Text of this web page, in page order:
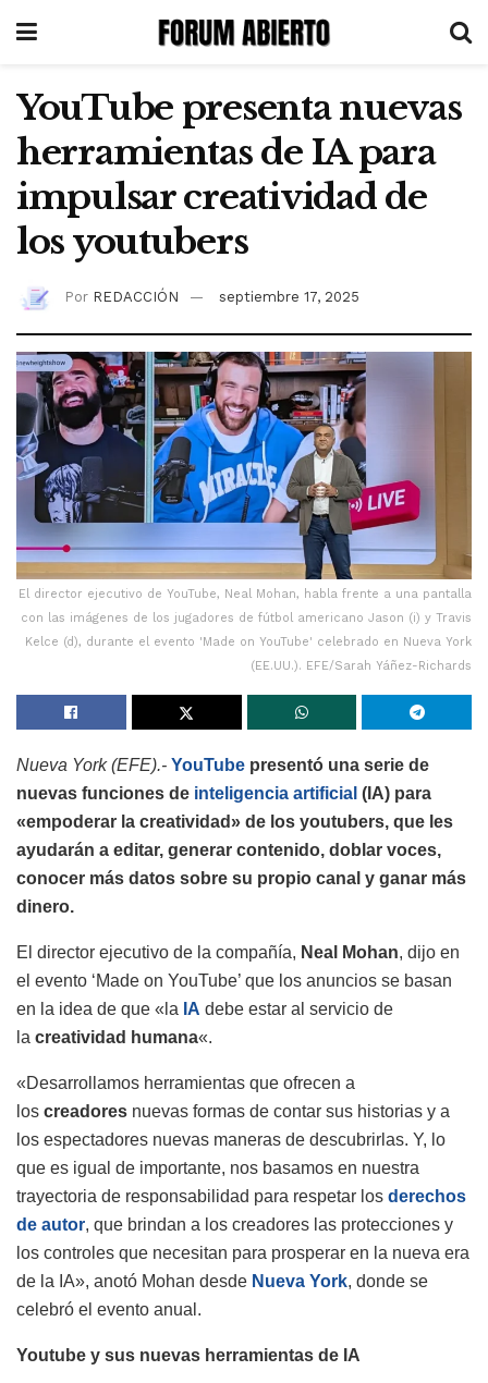
YouTube presenta nuevas
herramientas de IA para
impulsar creatividad de
los youtubers
Por REDACCIÓN septiembre 17, 2025
El director ejecutivo de YouTube, Neal Mohan, habla frente a una pantalla
con las imágenes de los jugadores de fútbol americano Jason (i) y Travis
Kelce (d), durante el evento 'Made on YouTube' celebrado en Nueva York
(EE.UU.). EFE/Sarah Yáñez-Richards
Nueva York (EFE).- YouTube presentó una serie de
nuevas funciones de inteligencia artificial (IA) para
«empoderar la creatividad» de los youtubers, que les
ayudarán a editar, generar contenido, doblar voces,
conocer más datos sobre su propio canal y ganar más
dinero.
El director ejecutivo de la compañía, Neal Mohan, dijo en
el evento ‘Made on YouTube’ que los anuncios se basan
en la idea de que «la IA debe estar al servicio de
la creatividad humana«.
«Desarrollamos herramientas que ofrecen a
los creadores nuevas formas de contar sus historias y a
los espectadores nuevas maneras de descubrirlas. Y, lo
que es igual de importante, nos basamos en nuestra
trayectoria de responsabilidad para respetar los derechos
de autor, que brindan a los creadores las protecciones y
los controles que necesitan para prosperar en la nueva era
de la IA», anotó Mohan desde Nueva York, donde se
celebró el evento anual.
Youtube y sus nuevas herramientas de IA